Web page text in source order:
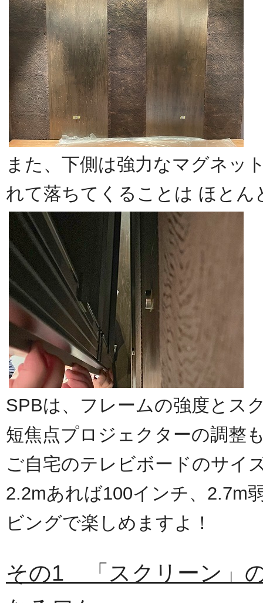
また、下側は強力なマグネッ
れて落ちてくることは ほと
SPBは、フレームの強度とス
短焦点プロジェクターの調整
ご自宅のテレビボードのサイ
2.2mあれば100インチ、2.7m
ビングで楽しめますよ！
その1 「スクリーン」